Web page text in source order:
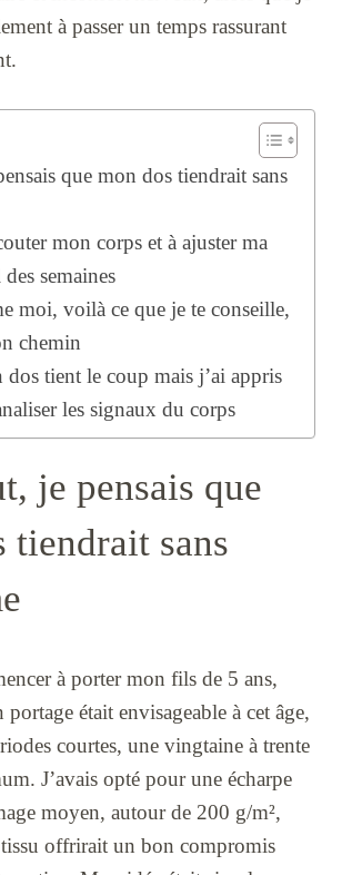
à passer un temps rassurant
que mon dos tiendrait sans
mon corps et à ajuster ma
semaines
moi, voilà ce que je te conseille,
chemin
tient le coup mais j’ai appris
les signaux du corps
je pensais que
tiendrait sans
à porter mon fils de 5 ans,
portage était envisageable à cet âge,
courtes, une vingtaine à trente
J’avais opté pour une écharpe
moyen, autour de 200 g/m²,
tissu offrirait un bon compromis